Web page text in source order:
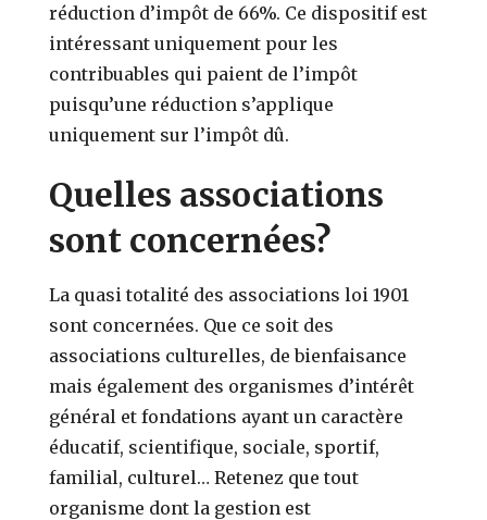
réduction d’impôt de 66%. Ce dispositif est
intéressant uniquement pour les
contribuables qui paient de l’impôt
puisqu’une réduction s’applique
uniquement sur l’impôt dû.
Quelles associations
sont concernées?
La quasi totalité des associations loi 1901
sont concernées. Que ce soit des
associations culturelles, de bienfaisance
mais également des organismes d’intérêt
général et fondations ayant un caractère
éducatif, scientifique, sociale, sportif,
familial, culturel… Retenez que tout
organisme dont la gestion est